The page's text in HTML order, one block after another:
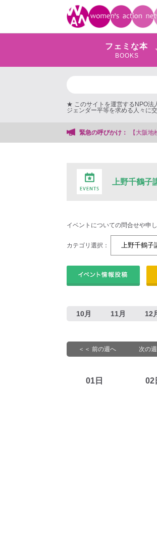
フェミな本
BOOKS
★ このサイトを運営するNPO法
ジェンダー平等を求める人々に
緊急の呼びかけ：
【大阪地検検事正による女性検事への
上野千鶴子
イベントについての問合せや申
カテゴリ選択：
10月 11月 12
＜＜ 前の週へ 次の
01日 02